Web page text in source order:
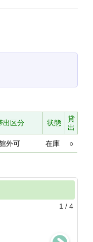
出区分 状態
貸
出
外可 在庫 ○
1 / 4